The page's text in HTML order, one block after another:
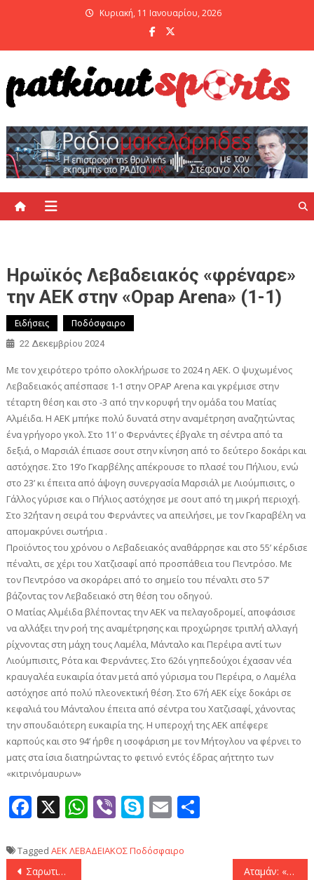
Κυριακή, 11 Ιανουαρίου, 2026
Ηρωϊκός Λεβαδειακός «φρέναρε»
την ΑΕΚ στην «Opap Arena» (1-1)
Ειδήσεις Ποδόσφαιρο
22 Δεκεμβρίου 2024
Με τον χειρότερο τρόπο ολοκλήρωσε το 2024 η ΑΕΚ. Ο ψυχωμένος
Λεβαδειακός απέσπασε 1-1 στην OPAP Arena και γκρέμισε στην
τέταρτη θέση και στο -3 από την κορυφή την ομάδα του Ματίας
Αλμέιδα. H AEK μπήκε πολύ δυνατά στην αναμέτρηση αναζητώντας
ένα γρήγορο γκολ. Στο 11’ ο Φερνάντες έβγαλε τη σέντρα από τα
δεξιά, ο Μαρσιάλ έπιασε σουτ στην κίνηση από το δεύτερο δοκάρι και
αστόχησε. Στο 19’ο Γκαρβέλης απέκρουσε το πλασέ του Πήλιου, ενώ
στο 23’ κι έπειτα από άψογη συνεργασία Μαρσιάλ με Λιούμπισιτς, ο
Γάλλος γύρισε και ο Πήλιος αστόχησε με σουτ από τη μικρή περιοχή.
Στο 32΄ήταν η σειρά του Φερνάντες να απειλήσει, με τον Γκαραβέλη να
απομακρύνει σωτήρια .
Προϊόντος του χρόνου ο Λεβαδειακός αναθάρρησε και στο 55’ κέρδισε
πέναλτι, σε χέρι του Χατζισαφί από προσπάθεια του Πεντρόσο. Με
τον Πεντρόσο να σκοράρει από το σημείο του πέναλτι στο 57’
βάζοντας τον Λεβαδειακό στη θέση του οδηγού.
Ο Ματίας Αλμέιδα βλέποντας την ΑΕΚ να πελαγοδρομεί, αποφάσισε
να αλλάξει την ροή της αναμέτρησης και προχώρησε τριπλή αλλαγή
ρίχνοντας στη μάχη τους Λαμέλα, Μάνταλο και Περέιρα αντί των
Λιούμπισιτς, Ρότα και Φερνάντες. Στο 62΄οι γηπεδούχοι έχασαν νέα
κραυγαλέα ευκαιρία όταν μετά από γύρισμα του Περέιρα, ο Λαμέλα
αστόχησε από πολύ πλεονεκτική θέση. Στο 67΄η ΑΕΚ είχε δοκάρι σε
κεφαλιά του Μάνταλου έπειτα από σέντρα του Χατζισαφί, χάνοντας
την σπουδαιότερη ευκαιρία της. Η υπεροχή της ΑΕΚ απέφερε
καρπούς και στο 94’ ήρθε η ισοφάριση με τον Μήτογλου να φέρνει το
ματς στα ίσια διατηρώντας το φετινό εντός έδρας αήττητο των
«κιτρινόμαυρων»
Facebook
X WhatsApp
ViberSkype
Email
Tagged AEKΛΕΒΑΔΕΙΑΚΟΣΠοδόσφαιρο
Πλοήγηση
Σαρωτικός Παναθηναϊκός διέλυσε τον Άρη με σούπερ Σαμοντούροφ! (126-74) Αταμάν: «Κοιτάμε 3-4 παίκτες, μέσα σε αυτούς ο Γκέιμπριελ »